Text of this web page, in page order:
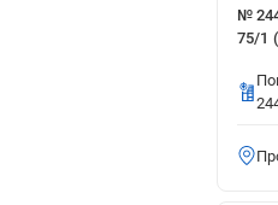
№
75/1